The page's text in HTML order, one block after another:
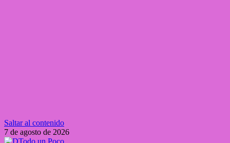
Saltar al contenido
7 de agosto de 2026